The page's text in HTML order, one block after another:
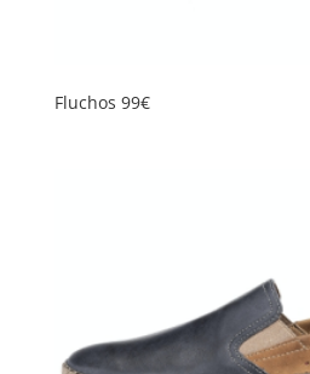
Fluchos 99€